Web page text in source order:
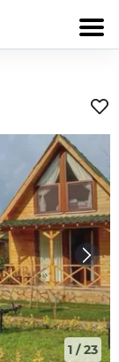
1 /23